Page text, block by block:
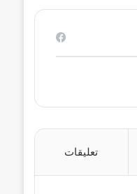
تعليقات